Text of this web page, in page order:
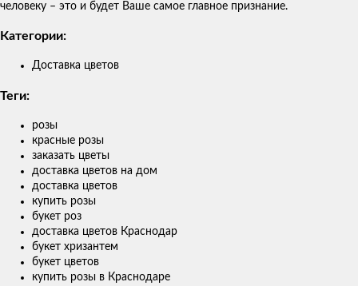
человеку – это и будет Ваше самое главное признание.
Категории:
Доставка цветов
Теги:
розы
красные розы
заказать цветы
доставка цветов на дом
доставка цветов
купить розы
букет роз
доставка цветов Краснодар
букет хризантем
букет цветов
купить розы в Краснодаре